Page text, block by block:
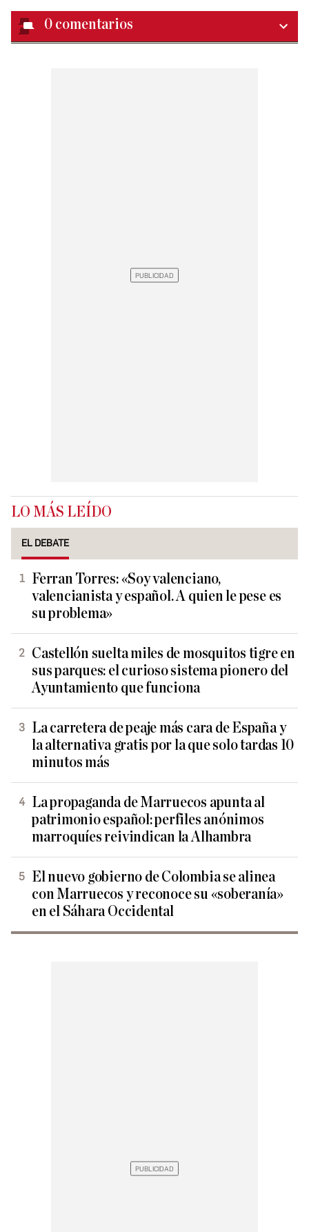
0 comentarios
LO MÁS LEÍDO
EL DEBATE
Ferran Torres: «Soy valenciano,
valencianista y español. A quien le pese es
su problema»
Castellón suelta miles de mosquitos tigre en
sus parques: el curioso sistema pionero del
Ayuntamiento que funciona
La carretera de peaje más cara de España y
la alternativa gratis por la que solo tardas 10
minutos más
La propaganda de Marruecos apunta al
patrimonio español: perfiles anónimos
marroquíes reivindican la Alhambra
El nuevo gobierno de Colombia se alinea
con Marruecos y reconoce su «soberanía»
en el Sáhara Occidental